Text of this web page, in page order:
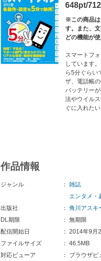
648pt/
※この商品は
す。また、
どの機能が
スマートフ
しています
ら5分ぐらい
ザ、電話帳
バッテリー
法やウイル
ぐに入れた
作品情報
ジャンル ： 雑誌
エンタメ・
出版社
： 角川アスキ
DL期限
： 無期限
配信開始日
： 2014年9月
ファイルサイズ
： 46.5MB
対応ビューア
： ブラウザビ